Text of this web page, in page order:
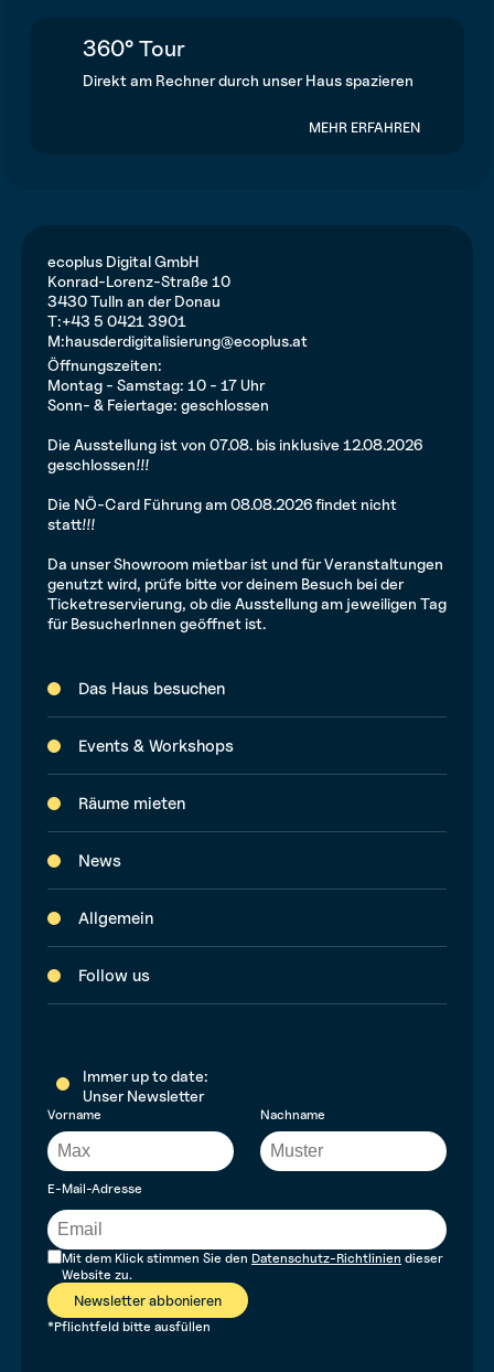
360° Tour
Direkt am Rechner durch unser Haus spazieren
MEHR ERFAHREN
ecoplus Digital GmbH
Konrad-Lorenz-Straße 10
3430 Tulln an der Donau
T:+43 5 0421 3901
M:hausderdigitalisierung@ecoplus.at
Öffnungszeiten:
Montag - Samstag: 10 - 17 Uhr
Sonn- & Feiertage: geschlossen
Die Ausstellung ist von 07.08. bis inklusive 12.08.2026
geschlossen!!!
Die NÖ-Card Führung am 08.08.2026 findet nicht
statt!!!
Da unser Showroom mietbar ist und für Veranstaltungen
genutzt wird, prüfe bitte vor deinem Besuch bei der
Ticketreservierung, ob die Ausstellung am jeweiligen Tag
für BesucherInnen geöffnet ist.
Das Haus besuchen
Events & Workshops
Räume mieten
News
Allgemein
Follow us
Immer up to date:
Unser Newsletter
Vorname Nachname
E-Mail-Adresse
Mit dem Klick stimmen Sie den Datenschutz-Richtlinien dieser
Website zu.
Newsletter abbonieren
*Pflichtfeld bitte ausfüllen